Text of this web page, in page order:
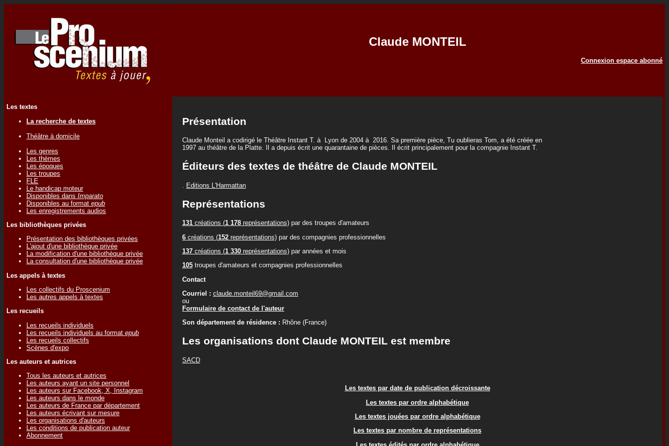
Claude MONTEIL
Connexion espace abonné
Les textes
La recherche de textes
Théâtre à domicile
Les genres
Les thèmes
Les époques
Les troupes
FLE
Le handicap moteur
Disponibles dans Imparato
Disponibles au format epub
Les enregistrements audios
Les bibliothèques privées
Présentation des bibliothèques privées
L'ajout d'une bibliothèque privée
La modification d'une bibliothèque privée
La consultation d'une bibliothèque privée
Les appels à textes
Les collectifs du Proscenium
Les autres appels à textes
Les recueils
Les recueils individuels
Les recueils individuels au format epub
Les recueils collectifs
Scènes d'expo
Les auteurs et autrices
Tous les auteurs et autrices
Les auteurs ayant un site personnel
Les auteurs sur Facebook, X, Instagram
Les auteurs dans le monde
Les auteurs de France par département
Les auteurs écrivant sur mesure
Les organisations d'auteurs
Les conditions de publication auteur
Abonnement
Présentation
Claude Monteil a codirigé le Théâtre Instant T. à Lyon de 2004 à 2016. Sa première pièce, Tu oublieras Tom, a été créée en
1997 au théâtre de la Platte. Il a depuis écrit une quarantaine de pièces. Il écrit principalement pour la compagnie Instant T.
Éditeurs des textes de théâtre de Claude MONTEIL
Editions L'Harmattan
Représentations
131 créations (1 178 représentations) par des troupes d'amateurs
6 créations (152 représentations) par des compagnies professionnelles
137 créations (1 330 représentations) par années et mois
105 troupes d'amateurs et compagnies professionnelles
Contact
Courriel : claude.monteil69@gmail.com
ou
Formulaire de contact de l'auteur
Son département de résidence : Rhône (France)
Les organisations dont Claude MONTEIL est membre
SACD
Les textes par date de publication décroissante
Les textes par ordre alphabétique
Les textes jouées par ordre alphabétique
Les textes par nombre de représentations